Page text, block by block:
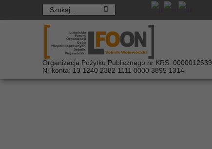
Organizacja Pożytku Publicznego nr KRS: 0000012639
Nr konta: 13 1240 2382 1111 0000 3895 1314